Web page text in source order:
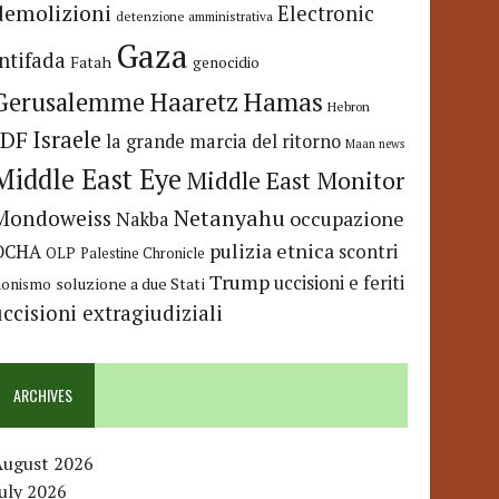
detenzione amministrativa Electronic
Fatah Gaza genocidio
HaaretzHamas Hebron
Israele la grande marcia del ritorno Maan news
East Eye Middle East Monitor
Nakba Netanyahu occupazione
OLP Palestine Chronicle pulizia etnica scontri
soluzione a due Stati Trumpuccisioni e feriti
extragiudiziali
ARCHIVES
2026
2026